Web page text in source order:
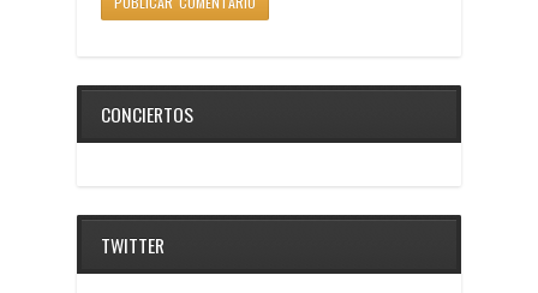
CONCIERTOS
TWITTER